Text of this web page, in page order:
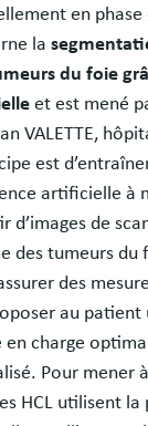
en phase
la
du foie
et est mené
VALETTE,
est
artificielle à
d’images de
des tumeurs du
des
au patient
en charge
Pour mener
HCL utilisent